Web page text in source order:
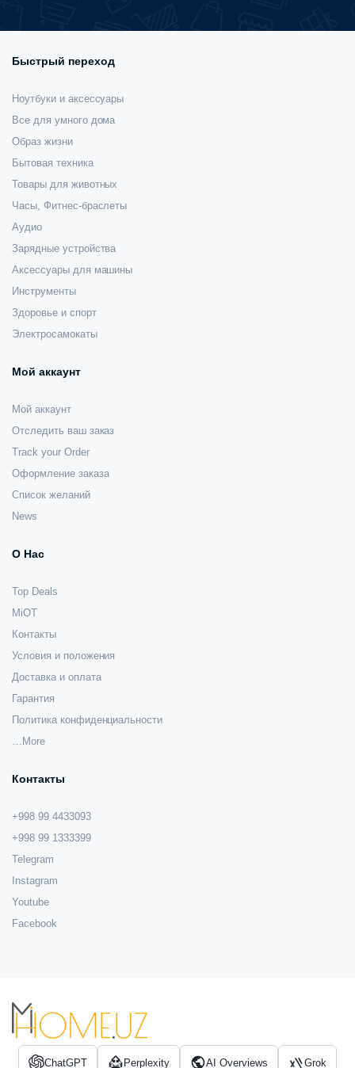
Быстрый переход
Ноутбуки и аксессуары
Все для умного дома
Образ жизни
Бытовая техника
Товары для животных
Часы, Фитнес-браслеты
Аудио
Зарядные устройства
Аксессуары для машины
Инструменты
Здоровье и спорт
Электросамокаты
Мой аккаунт
Мой аккаунт
Отследить ваш заказ
Track your Order
Оформление заказа
Список желаний
News
О Нас
Top Deals
MiOT
Контакты
Условия и положения
Доставка и оплата
Гарантия
Политика конфиденциальности
…More
Контакты
+998 99 4433093
+998 99 1333399
Telegram
Instagram
Youtube
Facebook
ChatGPT Perplexity AI Overviews Grok